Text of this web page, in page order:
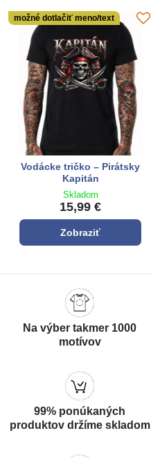
možné dotlačiť meno/text
Vodácke tričko – Pirátsky
Kapitán
Skladom
15,99 €
Zobraziť
Na výber takmer 1000
motívov
99% ponúkaných
produktov držíme skladom